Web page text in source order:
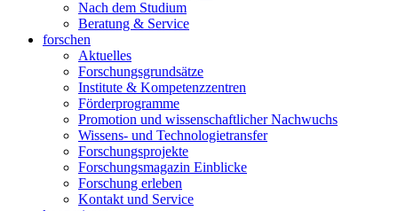
Nach dem Studium
Beratung & Service
forschen
Aktuelles
Forschungsgrundsätze
Institute & Kompetenzzentren
Förderprogramme
Promotion und wissenschaftlicher Nachwuchs
Wissens- und Technologietransfer
Forschungsprojekte
Forschungsmagazin Einblicke
Forschung erleben
Kontakt und Service